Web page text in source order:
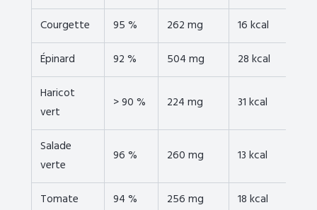
Courgette
95 % 262 mg
16 kcal
Épinard
92 % 504 mg
28 kcal
Haricot
vert
> 90 % 224 mg 31 kcal
Salade
verte
96 % 260 mg 13 kcal
Tomate 94 % 256 mg 18 kcal